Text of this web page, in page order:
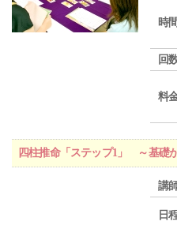
時間
回
料
四柱推命「ステップ1」 ～基礎
講
日